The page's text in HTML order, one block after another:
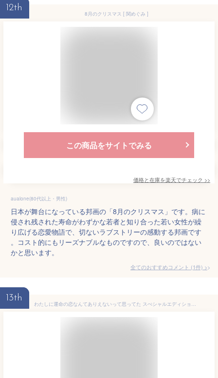
12th
8月のクリスマス [ 関めぐみ ]
この商品をサイトでみる
価格と在庫を楽天でチェック >>
aualone(80代以上・男性)
日本が舞台になっている邦画の「8月のクリスマス」です。病に
侵され残された寿命がわずかな若者と知り合った若い女性が繰
り広げる恋愛物語で、切ないラブストリーの感動する邦画です
。コスト的にもリーズナブルなものですので、良いのではない
かと思います。
全てのおすすめコメント (1件) >
13th
わたしに運命の恋なんてありえないって思ってた スぺシャルエディション [DVD]